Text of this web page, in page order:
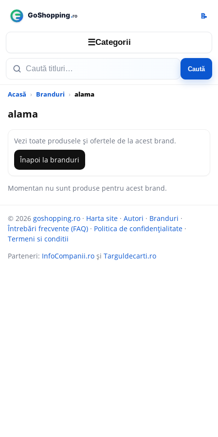
☰Categorii
Caută
📝
Acasă Branduri alama
alama
Vezi toate produsele și ofertele de la acest brand.
Înapoi la branduri
Momentan nu sunt produse pentru acest brand.
© 2026 goshopping.ro · Harta site · Autori · Branduri ·
Întrebări frecvente (FAQ) · Politica de confidențialitate ·
Termeni si conditii
Parteneri: InfoCompanii.ro și Targuldecarti.ro